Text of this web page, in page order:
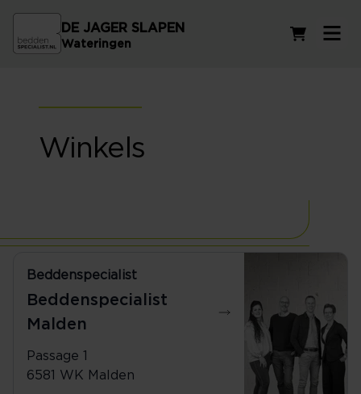
DE JAGER SLAPEN
Wateringen
Winkels
Beddenspecialist
Beddenspecialist
Malden
Passage 1
6581 WK Malden
024-3030045